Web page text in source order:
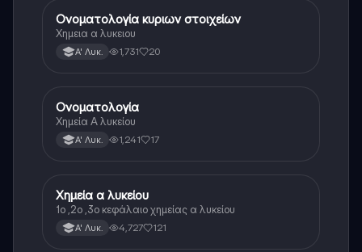
Χημεία
Ονοματολογία κυριων στοιχείων
Χημεια α λυκειου
Α' Λυκ. 1,731 20
Χημεία
Ονοματολογία
Χημεία Α λυκείου
Α' Λυκ. 1,241 17
Χημεία
Χημεία α λυκείου
1ο ,2ο ,3ο κεφάλαιο χημείας α λυκείου
Α' Λυκ. 4,727 121